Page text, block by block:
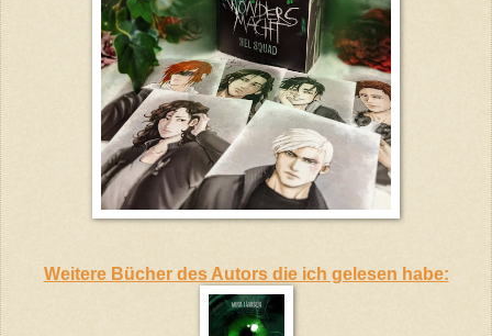
Weitere Bücher des Autors die ich gelesen habe: